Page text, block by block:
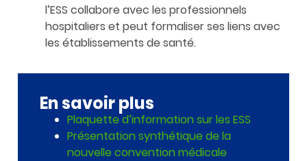
l’ESS collabore avec les professionnels
hospitaliers et peut formaliser ses liens avec
les établissements de santé.
En savoir plus
Plaquette d’information sur les ESS
Présentation synthétique de la
nouvelle convention médicale